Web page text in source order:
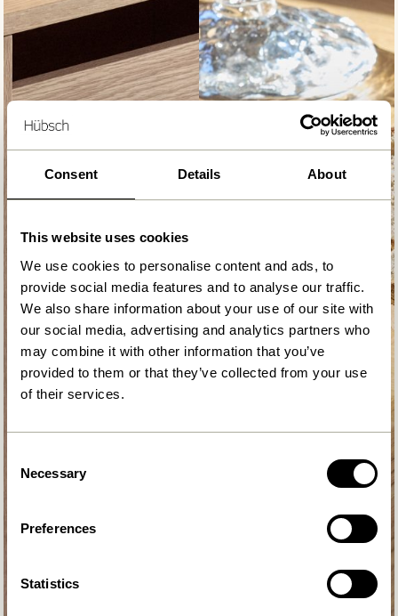
Consent Details About
This website uses cookies
We use cookies to personalise content and ads, to
provide social media features and to analyse our traffic.
We also share information about your use of our site with
our social media, advertising and analytics partners who
may combine it with other information that you’ve
provided to them or that they’ve collected from your use
of their services.
Selection
Necessary
Preferences
Statistics